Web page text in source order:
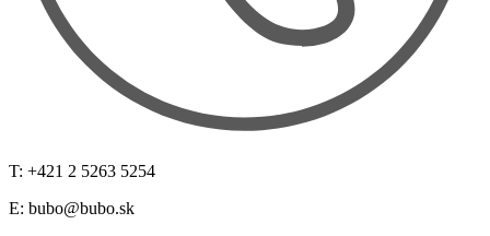
T: +421 2 5263 5254
E: bubo@bubo.sk